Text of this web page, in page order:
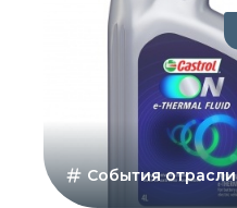
События отрасли